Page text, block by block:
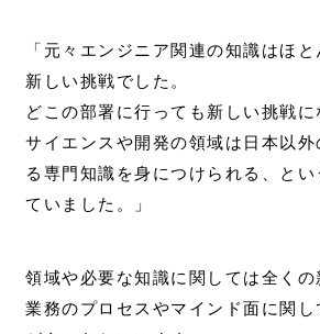
「元々エンジニア関連の知識はほ
新しい挑戦でした。
どこの部署に行っても新しい挑戦
サイエンスや開発の領域は日本以外
る専門知識を身につけられる、と
ていました。」
領域や必要な知識に関しては全くの
業務のプロセスやマインド面に関